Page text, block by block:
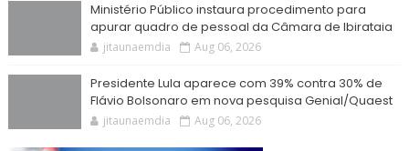
Ministério Público instaura procedimento para
apurar quadro de pessoal da Câmara de Ibirataia
jitaunaemdia Aug 06, 2026
Presidente Lula aparece com 39% contra 30% de
Flávio Bolsonaro em nova pesquisa Genial/Quaest
jitaunaemdia Aug 06, 2026